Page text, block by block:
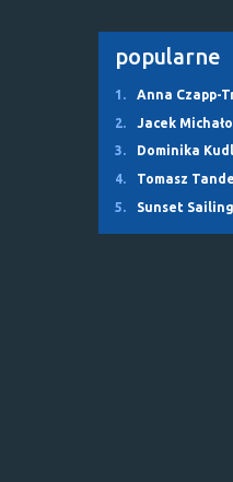
popularne
1. Anna Czapp-
2.
Jacek
3.
Dominika
4.
Tomasz
5.
Sunset